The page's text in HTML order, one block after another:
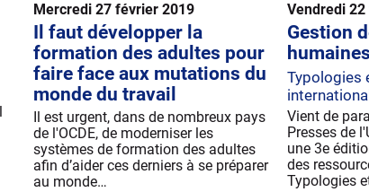
Mercredi 27 février 2019
Il faut développer la
formation des adultes pour
faire face aux mutations du
monde du travail
Il est urgent, dans de nombreux pays
de l'OCDE, de moderniser les
systèmes de formation des adultes
afin d’aider ces derniers à se préparer
au monde…
Vendredi
Gestion
Typologies
Vient de
Presses de
une 3e
des
Typologies